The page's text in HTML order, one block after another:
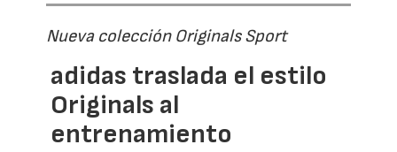
Nueva colección Originals Sport
adidas traslada el estilo
Originals al
entrenamiento